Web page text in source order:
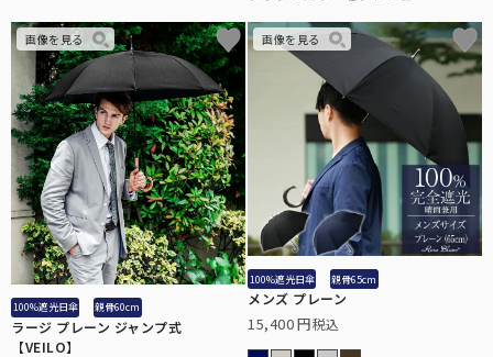
100%遮光日傘 親骨60cm
ラージ プレーン ジャンプ式
【VEILO】
100%遮光日傘 親骨65cm
メンズ プレーン
15,400 税込